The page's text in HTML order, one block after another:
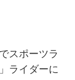
スポーツラ
ライダーに